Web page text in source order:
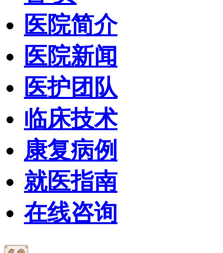
医院简介
医院新闻
医护团队
临床技术
康复病例
就医指南
在线咨询